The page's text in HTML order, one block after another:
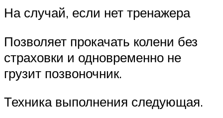
На случай, если нет тренажера
Позволяет прокачать колени без
страховки и одновременно не
грузит позвоночник.
Техника выполнения следующая.